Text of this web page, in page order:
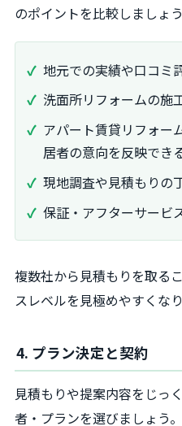
のポイントを比較しましょう
地元での実績や口コミ
洗面所リフォームの施
アパート賃貸リフォー
居者の意向を反映でき
現地調査や見積もりの
保証・アフターサービ
複数社から見積もりを取る
スレベルを見極めやすくなり
4. プラン決定と契約
見積もりや提案内容をじっ
者・プランを選びましょう。